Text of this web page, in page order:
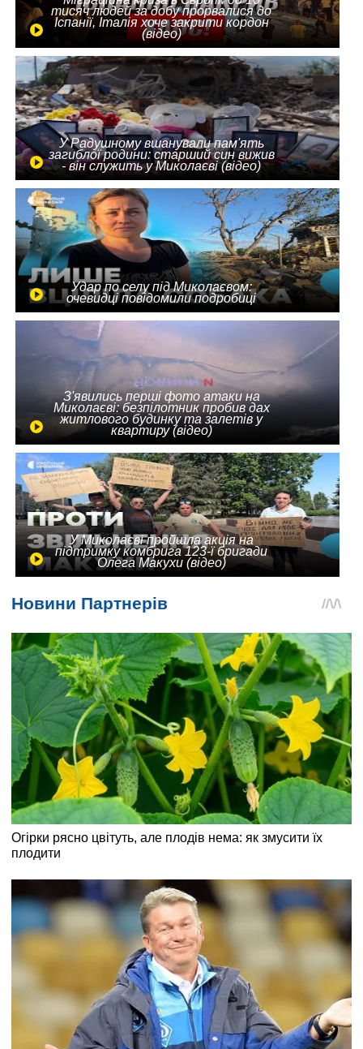
тисяч людей за добу прорвалися до
Іспанії, Італія хоче закрити кордон
(відео)
У Радушному вшанували пам'ять
загиблої родини: старший син вижив
- він служить у Миколаєві (відео)
Удар по селу під Миколаєвом:
очевидці повідомили подробиці
З'явились перші фото атаки на
Миколаєві: безпілотник пробив дах
житлового будинку та залетів у
квартиру (відео)
У Миколаєві пройшла акція на
підтримку комбрига 123-ї бригади
Олега Макухи (відео)